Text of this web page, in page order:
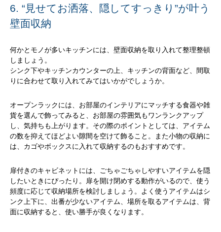
6. “見せてお洒落、隠してすっきり”が叶う
壁面収納
何かとモノが多いキッチンには、壁面収納を取り入れて整理整頓
しましょう。
シンク下やキッチンカウンターの上、キッチンの背面など、間取
りに合わせて取り入れてみてはいかがでしょうか。
オープンラックには、お部屋のインテリアにマッチする食器や雑
貨を選んで飾ってみると、お部屋の雰囲気もワンランクアップ
し、気持ちも上がります。その際のポイントとしては、アイテム
の数を抑えてほどよい隙間を空けて飾ること。また小物の収納に
は、カゴやボックスに入れて収納するのもおすすめです。
扉付きのキャビネットには、ごちゃごちゃしやすいアイテムを隠
したいときにぴったり。扉を開け閉めする動作がいるので、使う
頻度に応じて収納場所を検討しましょう。よく使うアイテムはシ
ンク上下に、出番が少ないアイテム、場所を取るアイテムは、背
面に収納すると、使い勝手が良くなります。